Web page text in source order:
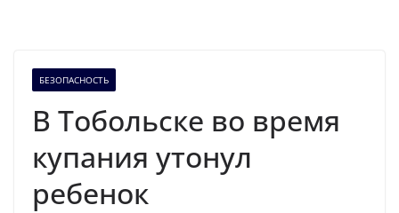
БЕЗОПАСНОСТЬ
В Тобольске во время
купания утонул
ребенок